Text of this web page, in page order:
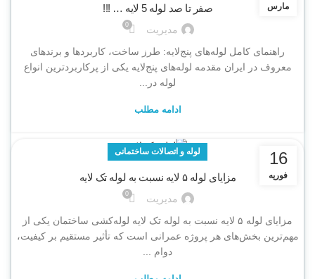
مارس صفر تا صد لوله 5 لایه … !!!
مدیریت 0
راهنمای کامل لوله‌های پنج‌لایه: طرز ساخت، کاربردها و برندهای
معروف در ایران مقدمه لوله‌های پنج‌لایه یکی از پرکاربردترین انواع
لوله در...
ادامه مطلب
16
فوریه
لوله و اتصالات ساختمانی
مزایای لوله ۵ لایه نسبت به لوله تک لایه
مدیریت 0
مزایای لوله ۵ لایه نسبت به لوله تک لایه لوله‌کشی ساختمان یکی از
مهم‌ترین بخش‌های هر پروژه عمرانی است که تأثیر مستقیم بر کیفیت،
دوام ...